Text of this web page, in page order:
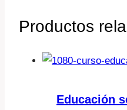
Productos
Educación